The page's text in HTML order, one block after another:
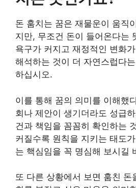
돈 훔치는 꿈은 재물운이 움직
지만, 무조건 돈이 들어온다는
욕구가 커지고 재정적인 변화
해석하는 것이 더 자연스럽다
하십시오.
이를 통해 꿈의 의미를 이해했
회나 제안이 생기더라도 성급
건과 책임을 꼼꼼히 확인하는
커질수록 원칙을 지키는 태도
는 핵심임을 꼭 명심해 보시길
또 다른 상황에서 보면 훔친 돈